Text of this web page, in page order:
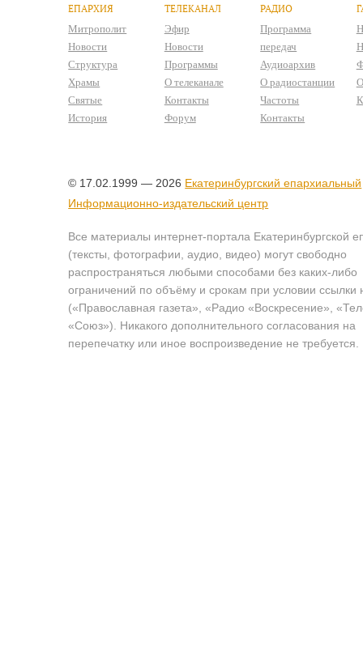
ЕПАРХИЯ
Митрополит
Новости
Структура
Храмы
Святые
История
ТЕЛЕКАНАЛ
Эфир
Новости
Программы
О телеканале
Контакты
Форум
РАДИО
Программа
передач
Аудиоархив
О радиостанции
Частоты
Контакты
© 17.02.1999 — 2026 Екатеринбургский епархиальный
Информационно-издательский центр
Все материалы интернет-портала Екатеринбургской
(тексты, фотографии, аудио, видео) могут свободно
распространяться любыми способами без каких-либо
ограничений по объёму и срокам при условии ссылки
(«Православная газета», «Радио «Воскресение»,
«Союз»). Никакого дополнительного согласования на
перепечатку или иное воспроизведение не требуется.